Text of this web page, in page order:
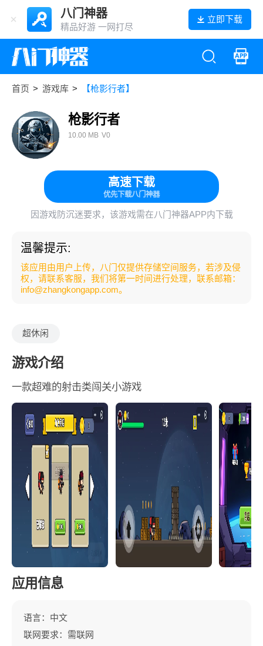
八门神器
精品好游 一网打尽
立即下载
首页 > 游戏库 > 【枪影行者】
枪影行者
10.00 MB V0
高速下载
优先下载八门神器
因游戏防沉迷要求，该游戏需在八门神器APP内下载
温馨提示:
该应用由用户上传，八门仅提供存储空间服务，若涉及侵
权，请联系客服，我们将第一时间进行处理，联系邮箱：
info@zhangkongapp.com。
超休闲
游戏介绍
一款超难的射击类闯关小游戏
应用信息
语言：中文
联网要求：需联网